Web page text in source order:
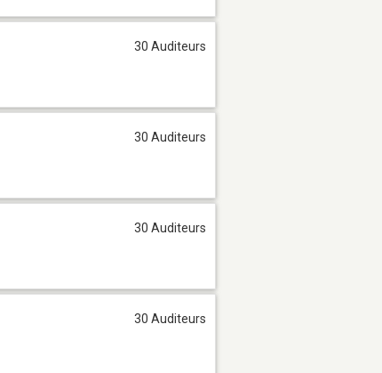
30 Auditeurs
30 Auditeurs
30 Auditeurs
30 Auditeurs